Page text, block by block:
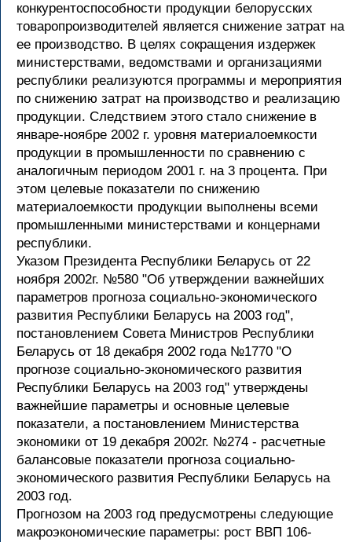
конкурентоспособности продукции белорусских
товаропроизводителей является снижение затрат на
ее производство. В целях сокращения издержек
министерствами, ведомствами и организациями
республики реализуются программы и мероприятия
по снижению затрат на производство и реализацию
продукции. Следствием этого стало снижение в
январе-ноябре 2002 г. уровня материалоемкости
продукции в промышленности по сравнению с
аналогичным периодом 2001 г. на 3 процента. При
этом целевые показатели по снижению
материалоемкости продукции выполнены всеми
промышленными министерствами и концернами
республики.
Указом Президента Республики Беларусь от 22
ноября 2002г. №580 "Об утверждении важнейших
параметров прогноза социально-экономического
развития Республики Беларусь на 2003 год",
постановлением Совета Министров Республики
Беларусь от 18 декабря 2002 года №1770 "О
прогнозе социально-экономического развития
Республики Беларусь на 2003 год" утверждены
важнейшие параметры и основные целевые
показатели, а постановлением Министерства
экономики от 19 декабря 2002г. №274 - расчетные
балансовые показатели прогноза социально-
экономического развития Республики Беларусь на
2003 год.
Прогнозом на 2003 год предусмотрены следующие
макроэкономические параметры: рост ВВП 106-